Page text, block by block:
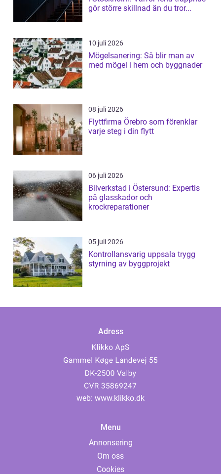
gör större skillnad än du tror...
10 juli 2026
Mögelsanering: Så blir man av
med mögel i hem och byggnader
08 juli 2026
Flyttfirma Örebro som förenklar
varje steg i din flytt
06 juli 2026
Bilverkstad i Östersund: Expertis
på glasskador och
krockreparationer
05 juli 2026
Kontrollansvarig uppsala trygg
styrning av byggprojekt
Adress
web: www.klikko.dk
Menu
Annonsering
Om oss
Cookies